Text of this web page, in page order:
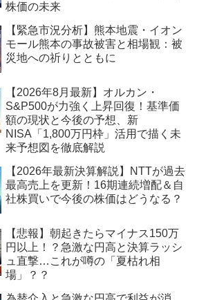
株価の未来
【緊急市況分析】熊本地震・イオン
モール熊本の事故被害と相場観：被
災地への祈りとともに
【2026年8月最新】オルカン・
S&P500が力強く上昇回復！基準価
額の現状と今後の予想、新
NISA「1,800万円枠」活用で描く未
来予想図を徹底解説
【2026年最新決算解説】NTTが過去
最高売上を更新！16期連続増配＆自
社株買いで今後の株価はどうなる？
【悲報】朝起きたらマイナス150万
円以上！？急激な円高と決算ラッシ
ュ直撃…これが噂の「夏枯れ相
場」？？